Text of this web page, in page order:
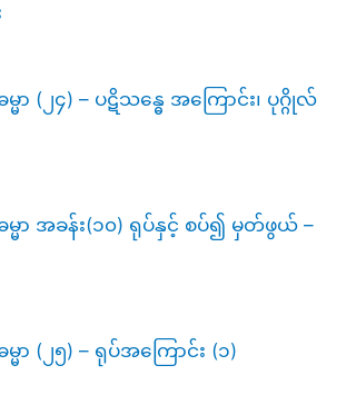
(၂၄) – ပဋိသန္ဓေ အကြောင်း၊ ပုဂ္ဂိုလ်
ာ အခန်း(၁၀) ရုပ်နှင့် စပ်၍ မှတ်ဖွယ် –
(၂၅) – ရုပ်အကြောင်း (၁)